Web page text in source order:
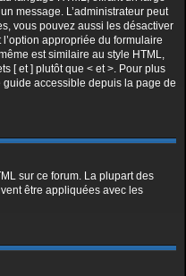
message. L’administrateur peut
vous pouvez aussi les désactiver
appropriée du formulaire
est similaire au style HTML,
[ et ] plutôt que < et >. Pour plus
guide accessible depuis la page de
sur ce forum. La plupart des
être appliquées avec les